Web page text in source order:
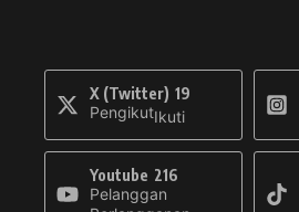
X (Twitter) 19
PengikutIkuti
Youtube 216
Pelanggan